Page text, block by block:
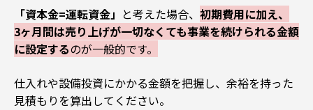
「資本金=運転資金」 と考えた場合、 初期費用に加え、
3ヶ月間は売り上げが一切なくても事業を続けられる金額
に設定するのが一般的です。
仕入れや設備投資にかかる金額を把握し、余裕を持った
見積もりを算出してください。